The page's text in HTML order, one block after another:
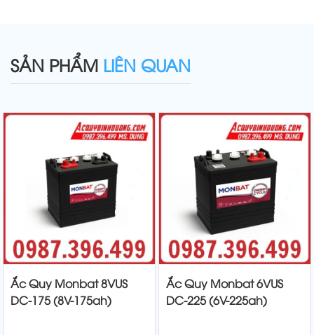
SẢN PHẨM LIÊN QUAN
Ắc Quy Monbat 8VUS
DC-175 (8V-175ah)
Ắc Quy Monbat 6VUS
DC-225 (6V-225ah)